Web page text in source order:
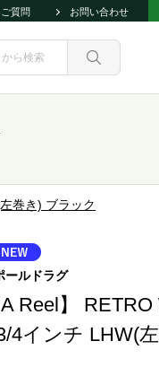
質問 お問い合わせ
巻き) ブラック
ールドラグ
Reel】
4インチ LHW(